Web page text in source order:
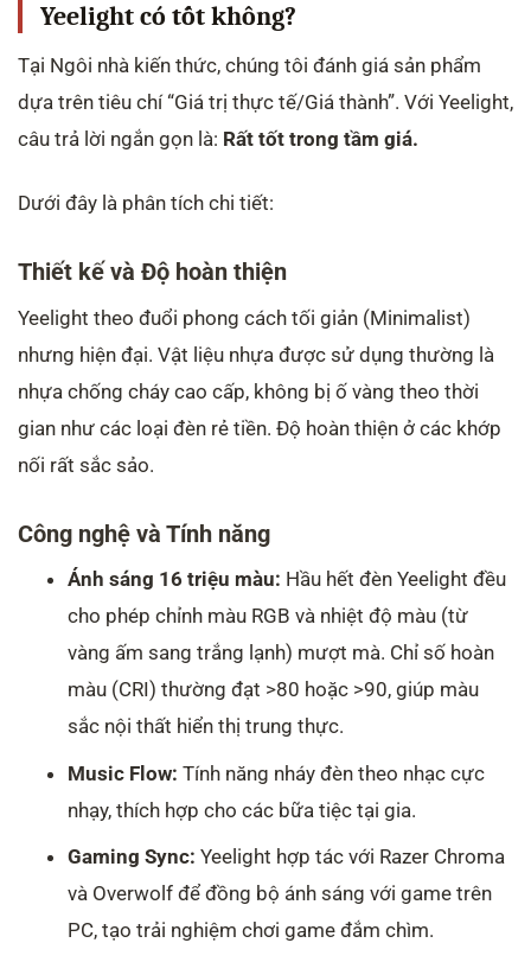
Yeelight có tốt không?
Tại Ngôi nhà kiến thức, chúng tôi đánh giá sản phẩm
dựa trên tiêu chí “Giá trị thực tế/Giá thành”. Với Yeelight,
câu trả lời ngắn gọn là: Rất tốt trong tầm giá.
Dưới đây là phân tích chi tiết:
Thiết kế và Độ hoàn thiện
Yeelight theo đuổi phong cách tối giản (Minimalist)
nhưng hiện đại. Vật liệu nhựa được sử dụng thường là
nhựa chống cháy cao cấp, không bị ố vàng theo thời
gian như các loại đèn rẻ tiền. Độ hoàn thiện ở các khớp
nối rất sắc sảo.
Công nghệ và Tính năng
Ánh sáng 16 triệu màu: Hầu hết đèn Yeelight đều
cho phép chỉnh màu RGB và nhiệt độ màu (từ
vàng ấm sang trắng lạnh) mượt mà. Chỉ số hoàn
màu (CRI) thường đạt >80 hoặc >90, giúp màu
sắc nội thất hiển thị trung thực.
Music Flow: Tính năng nháy đèn theo nhạc cực
nhạy, thích hợp cho các bữa tiệc tại gia.
Gaming Sync: Yeelight hợp tác với Razer Chroma
và Overwolf để đồng bộ ánh sáng với game trên
PC, tạo trải nghiệm chơi game đắm chìm.